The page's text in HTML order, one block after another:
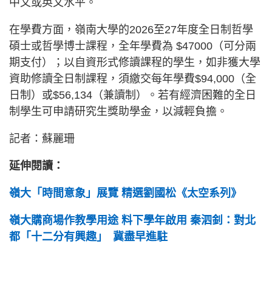
中文或英文水平。
在學費方面，嶺南大學的2026至27年度全日制哲學
碩士或哲學博士課程，全年學費為 $47000（可分兩
期支付）；以自資形式修讀課程的學生，如非獲大學
資助修讀全日制課程，須繳交每年學費$94,000（全
日制）或$56,134（兼讀制）。若有經濟困難的全日
制學生可申請研究生獎助學金，以減輕負擔。
記者：蘇麗珊
延伸閱讀：
嶺大「時間意象」展覽 精選劉國松《太空系列》
嶺大購商場作教學用途 料下學年啟用 秦泗釗：對北
都「十二分有興趣」 冀盡早進駐